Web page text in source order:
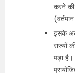
करने की
इसके
राज्यों
पड़ा